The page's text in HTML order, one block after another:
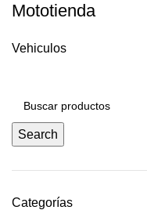
Search
Categorías
Mototienda
Vehiculos